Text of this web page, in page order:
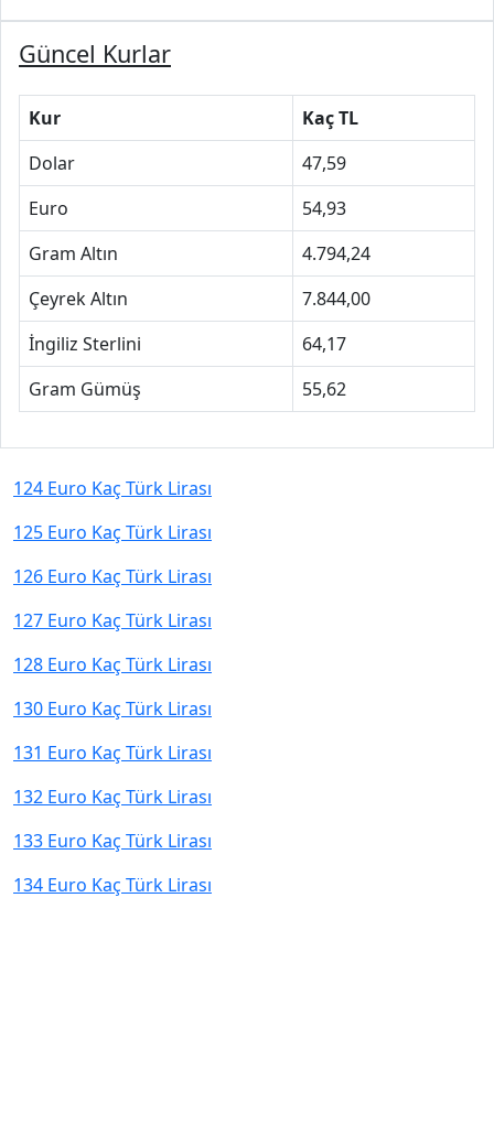
Güncel Kurlar
Kur
Kaç TL
Dolar
47,59
Euro
54,93
Gram Altın
4.794,24
Çeyrek Altın
7.844,00
İngiliz Sterlini
64,17
Gram Gümüş
55,62
124 Euro Kaç Türk Lirası
125 Euro Kaç Türk Lirası
126 Euro Kaç Türk Lirası
127 Euro Kaç Türk Lirası
128 Euro Kaç Türk Lirası
130 Euro Kaç Türk Lirası
131 Euro Kaç Türk Lirası
132 Euro Kaç Türk Lirası
133 Euro Kaç Türk Lirası
134 Euro Kaç Türk Lirası